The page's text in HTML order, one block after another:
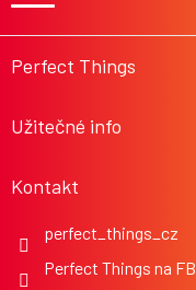
t
Perfect Things
Užitečné info
Kontakt
Perfect Things na FB
perfect_things_cz